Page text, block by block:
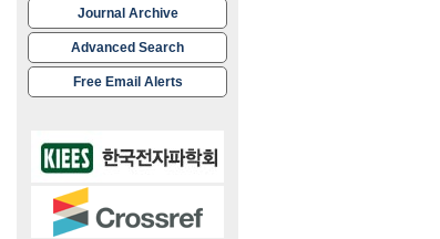
Journal Archive
Advanced Search
Free Email Alerts